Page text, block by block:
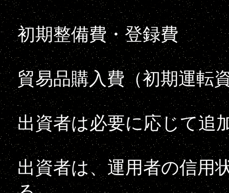
初期整備費・登録費
貿易品購入費（初期運転
出資者は必要に応じて追
出資者は、運用者の信用